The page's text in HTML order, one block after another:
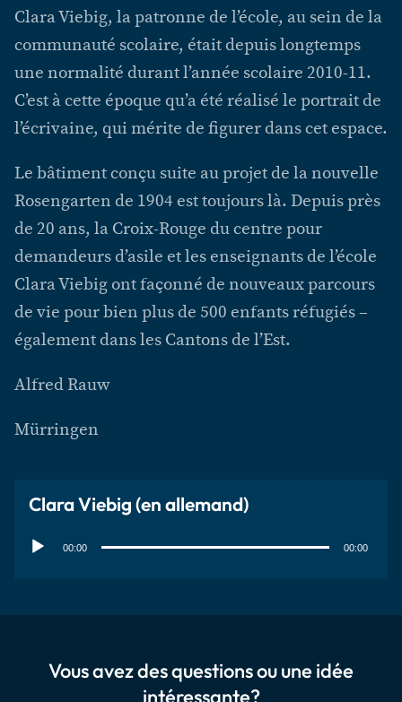
Clara Viebig, la patronne de l’école, au sein de la
communauté scolaire, était depuis longtemps
une normalité durant l’année scolaire 2010-11.
C’est à cette époque qu’a été réalisé le portrait de
l’écrivaine, qui mérite de figurer dans cet espace.
Le bâtiment conçu suite au projet de la nouvelle
Rosengarten de 1904 est toujours là. Depuis près
de 20 ans, la Croix-Rouge du centre pour
demandeurs d’asile et les enseignants de l’école
Clara Viebig ont façonné de nouveaux parcours
de vie pour bien plus de 500 enfants réfugiés –
également dans les Cantons de l’Est.
Alfred Rauw
Mürringen
Clara Viebig (en allemand)
audio
00:00 00:00
Vous avez des questions ou une idée
intéressante?